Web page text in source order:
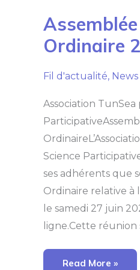
Ordinaire
Fil d'actualité, News
Association
Science
ses adhérents que
Ordinaire relative à
le samedi 27 juin
ligne.Cette réunion
Assemblée
Générale
2026
Read More »